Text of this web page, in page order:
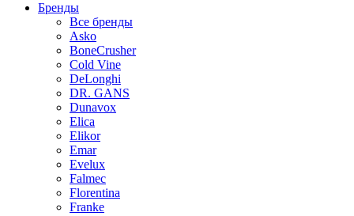
Бренды
Все бренды
Asko
BoneCrusher
Cold Vine
DeLonghi
DR. GANS
Dunavox
Elica
Elikor
Emar
Evelux
Falmec
Florentina
Franke